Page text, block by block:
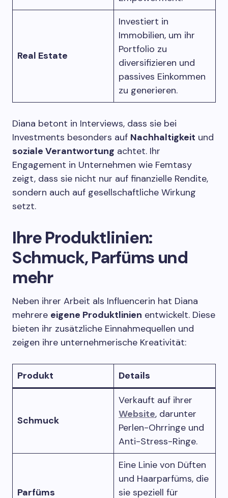
Real Estate
Investiert in
Immobilien, um ihr
Portfolio zu
diversifizieren und
passives Einkommen
zu generieren.
Diana betont in Interviews, dass sie bei
Investments besonders auf Nachhaltigkeit und
soziale Verantwortung achtet. Ihr
Engagement in Unternehmen wie Femtasy
zeigt, dass sie nicht nur auf finanzielle Rendite,
sondern auch auf gesellschaftliche Wirkung
setzt.
Ihre Produktlinien:
Schmuck, Parfüms und
mehr
Neben ihrer Arbeit als Influencerin hat Diana
mehrere eigene Produktlinien entwickelt. Diese
bieten ihr zusätzliche Einnahmequellen und
zeigen ihre unternehmerische Kreativität:
Produkt Details
Schmuck
Verkauft auf ihrer
Website, darunter
Perlen-Ohrringe und
Anti-Stress-Ringe.
Parfüms
Eine Linie von Düften
und Haarparfüms, die
sie speziell für